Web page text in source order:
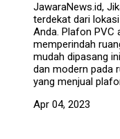
JawaraNews.id,
terdekat dari
Anda. Plafon PVC
memperindah
mudah dipasang
dan modern pada
yang menjual
Apr 04, 2023